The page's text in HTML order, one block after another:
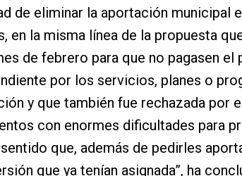
de eliminar la aportación municipal
en la misma línea de la propuesta
de febrero para que no pagasen
por los servicios, planes o
y que también fue rechazada por
con enormes dificultades para
que, además de pedirles
que ya tenían asignada”, ha